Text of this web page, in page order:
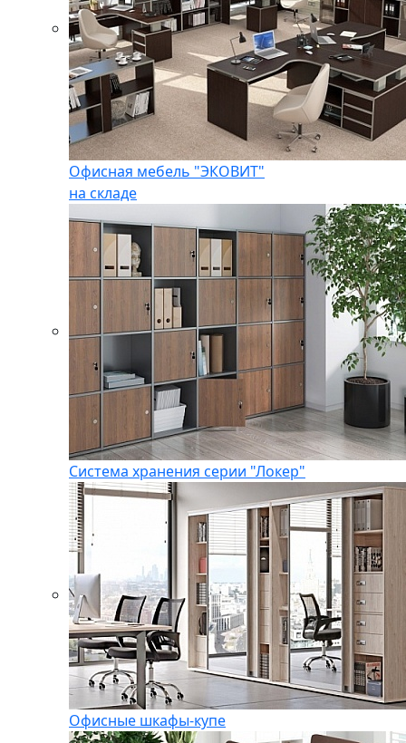
Офисная мебель "ЭКОВИТ"
на складе
Система хранения серии "Локер"
Офисные шкафы-купе